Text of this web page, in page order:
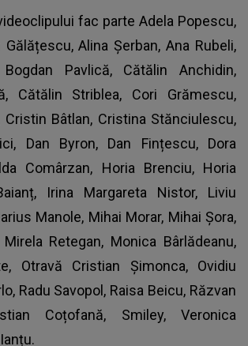
fac parte Adela Popescu,
Alina Șerban, Ana Rubeli,
Pavlică, Cătălin Anchidin,
Cătălin Striblea, Cori Grămescu,
Cristin Bâtlan, Cristina Stănciulescu,
Dan Byron, Dan Fințescu, Dora
Comârzan, Horia Brenciu, Horia
Irina Margareta Nistor, Liviu
Manole, Mihai Morar, Mihai Șora,
Retegan, Monica Bârlădeanu,
Otravă Cristian Șimonca, Ovidiu
Radu Savopol, Raisa Beicu, Răzvan
Coțofană, Smiley, Veronica